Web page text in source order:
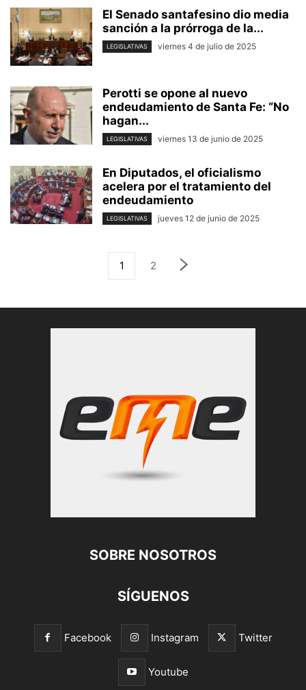
El Senado santafesino dio media
sanción a la prórroga de la...
LEGISLATIVAS viernes 4 de julio de 2025
Perotti se opone al nuevo
endeudamiento de Santa Fe: “No
hagan...
LEGISLATIVAS viernes 13 de junio de 2025
En Diputados, el oficialismo
acelera por el tratamiento del
endeudamiento
LEGISLATIVAS jueves 12 de junio de 2025
1 2
SOBRE NOSOTROS
SÍGUENOS
Facebook Instagram Twitter
Youtube